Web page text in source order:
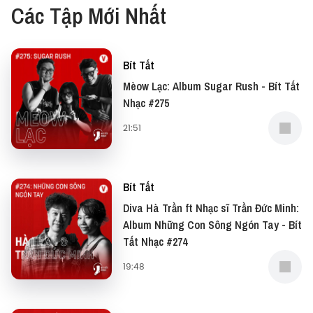
lý lần này, editor Trân Lê và Hiền Lê sẽ cùng thảo
luận về chủ đề này.
Minh họa bởi Thịnh Trần @orkaboi cho Vietcetera
#BitTat #Podcast #Vietcetera #BitTatTamLy
Các Tập Mới Nhất
Bít Tất
Mèow Lạc: Album Sugar Rush - Bít Tất
Nhạc #275
21:51
Bít Tất
Diva Hà Trần ft Nhạc sĩ Trần Đức Minh:
Album Những Con Sông Ngón Tay - Bít
Tất Nhạc #274
19:48